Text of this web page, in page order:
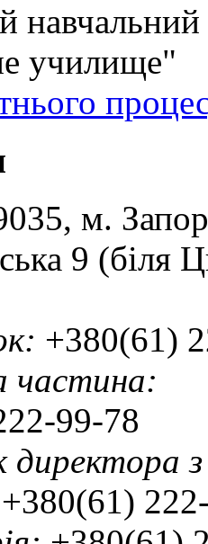
навчальний
училище"
м.
9 (біля
+380(61)
частина:
99-78
директора
+380(61)